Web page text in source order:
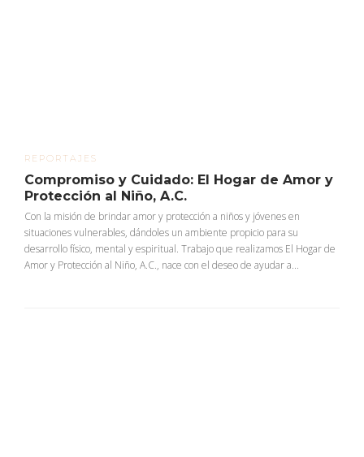
REPORTAJES
Compromiso y Cuidado: El Hogar de Amor y
Protección al Niño, A.C.
Con la misión de brindar amor y protección a niños y jóvenes en
situaciones vulnerables, dándoles un ambiente propicio para su
desarrollo físico, mental y espiritual. Trabajo que realizamos El Hogar de
Amor y Protección al Niño, A.C., nace con el deseo de ayudar a...